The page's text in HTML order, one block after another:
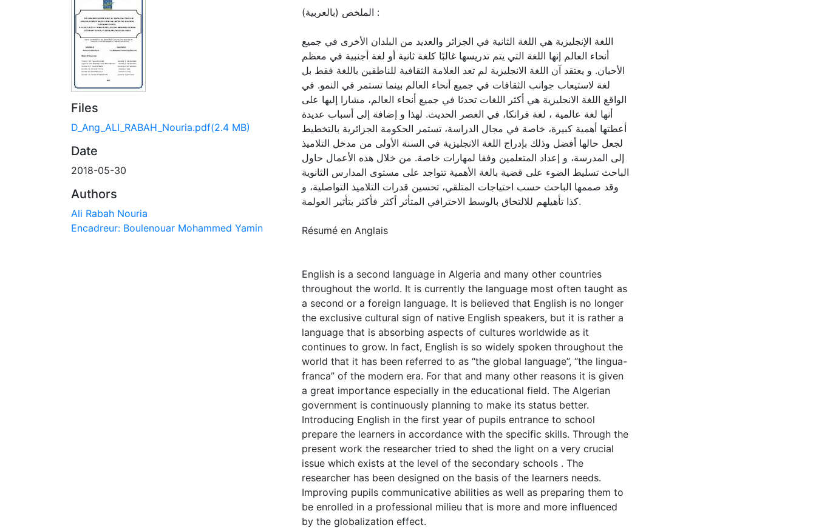
Files
D_Ang_ALI_RABAH_Nouria.pdf(2.4 MB)
Date
2018-05-30
Authors
Ali Rabah Nouria
Encadreur: Boulenouar Mohammed Yamin
الملخص (بالعربية) :
اللغة الإنجليزية هي اللغة الثانية في الجزائر والعديد من البلدان الأخرى في جميع
أنحاء العالم إنها اللغة التي يتم تدريسها غالبًا كلغة ثانية أو لغة أجنبية في معظم
الأحيان. و يعتقد آن اللغة الانجليزية لم تعد العلامة الثقافية للناطقين باللغة فقط بل
لغة لاستيعاب جوانب الثقافات في جميع أنحاء العالم بينما تستمر في النمو. في
الواقع اللغة الانجليزية هي أكثر اللغات تحدثا في جميع أنحاء العالم، مشارا إليها على
أنها لغة عالمية ، لغة فرانكا، في العصر الحديث. لهذا و إضافة إلى أسباب عديدة
أعطتها أهمية كبيرة، خاصة في مجال الدراسة، تستمر الحكومة الجزائرية بالتخطيط
لجعل حالها أفضل وذلك بإدراج اللغة الانجليزية في السنة الأولى من مدخل التلاميذ
إلى المدرسة، و إعداد المتعلمين وفقا لمهارات خاصة. من خلال هذه الأعمال حاول
الباحث تسليط الضوء على قضية بالغة الأهمية تتواجد على مستوى المدارس الثانوية
وقد صممها الباحث حسب احتياجات المتلقي، تحسين قدرات التلاميذ التواصلية، و
كذا تأهيلهم للالتحاق بالوسط الاحترافي المتأثر أكثر فأكثر بتأثير العولمة.
Résumé en Anglais
English is a second language in Algeria and many other countries
throughout the world. It is currently the language most often taught as
a second or a foreign language. It is believed that English is no longer
the exclusive cultural sign of native English speakers, but it is rather a
language that is absorbing aspects of cultures worldwide as it
continues to grow. In fact, English is so widely spoken throughout the
world that it has been referred to as “the global language”, “the lingua-
franca” of the modern era. For that and many other reasons it is given
a great importance especially in the educational field. The Algerian
government is continuously planning to make its status better.
Introducing English in the first year of pupils entrance to school
prepare the learners in accordance with the specific skills. Through the
present work the researcher tried to shed the light on a very crucial
issue which exists at the level of the secondary schools . The
researcher has been designed on the basis of the learners needs.
Improving pupils communicative abilities as well as preparing them to
be enrolled in a professional milieu that is more and more influenced
by the globalization effect.